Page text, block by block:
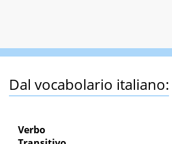
Dal vocabolario italiano:
Verbo